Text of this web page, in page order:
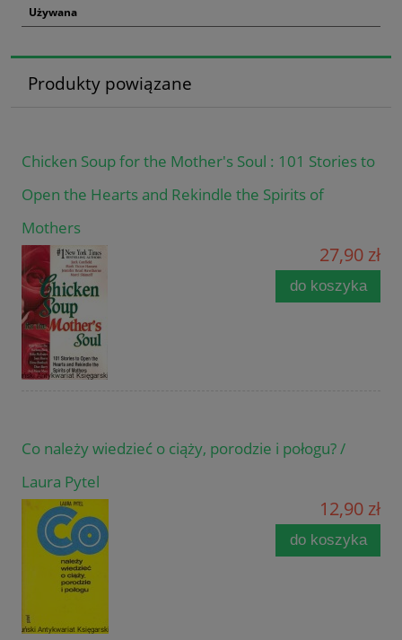
Używana
Produkty powiązane
Chicken Soup for the Mother's Soul : 101 Stories to
Open the Hearts and Rekindle the Spirits of
Mothers
27,90 zł
do koszyka
Co należy wiedzieć o ciąży, porodzie i połogu? /
Laura Pytel
12,90 zł
do koszyka